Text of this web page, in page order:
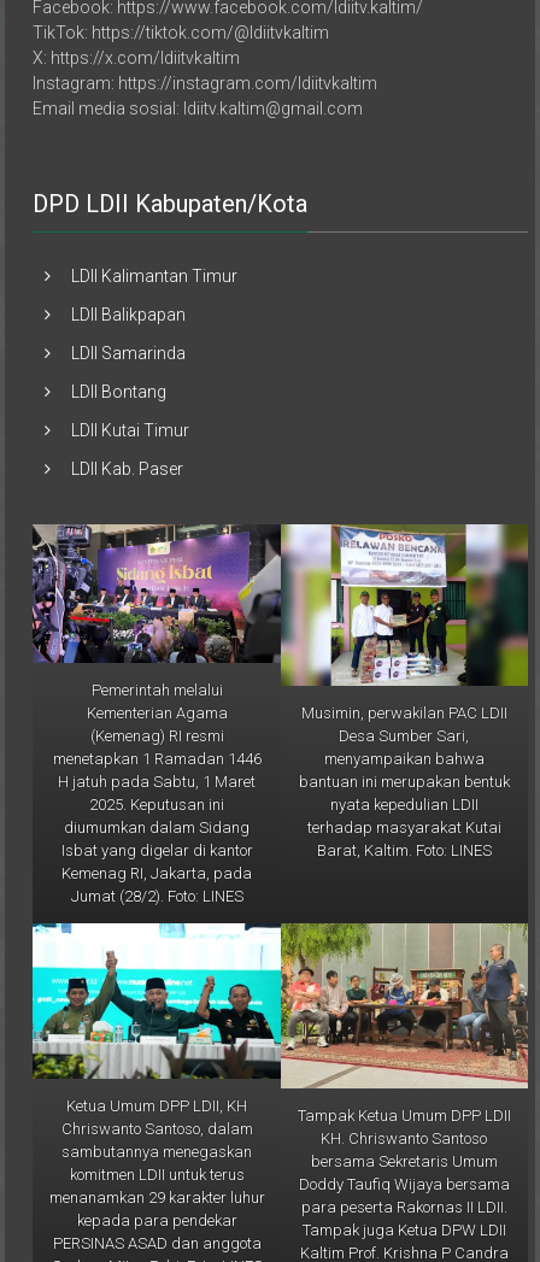
TikTok: https://tiktok.com/@ldiitvkaltim
X: https://x.com/ldiitvkaltim
Instagram: https://instagram.com/ldiitvkaltim
Email media sosial: ldiitv.kaltim@gmail.com
LDII Samarinda
LDII Kutai Timur
Pemerintah melalui
Kementerian Agama
(Kemenag) RI resmi
menetapkan 1 Ramadan 1446
H jatuh pada Sabtu, 1 Maret
2025. Keputusan ini
diumumkan dalam Sidang
Isbat yang digelar di kantor
Kemenag RI, Jakarta, pada
Jumat (28/2). Foto: LINES
Musimin, perwakilan PAC LDII
Desa Sumber Sari,
menyampaikan bahwa
bantuan ini merupakan bentuk
nyata kepedulian LDII
terhadap masyarakat Kutai
Barat, Kaltim. Foto: LINES
Ketua Umum DPP LDII, KH
Chriswanto Santoso, dalam
sambutannya menegaskan
komitmen LDII untuk terus
menanamkan 29 karakter luhur
kepada para pendekar
PERSINAS ASAD dan anggota
Senkom Mitra Polri. Foto: LINES
Tampak Ketua Umum DPP LDII
KH. Chriswanto Santoso
bersama Sekretaris Umum
Doddy Taufiq Wijaya bersama
para peserta Rakornas II LDII.
Tampak juga Ketua DPW LDII
Kaltim Prof. Krishna P Candra
(paling kanan). Foto: LINES